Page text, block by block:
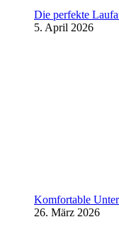
Die perfekte
5. April 2026
Komfortable
26. März 2026